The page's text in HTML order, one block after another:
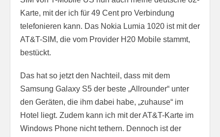
Karte, mit der ich für 49 Cent pro Verbindung
telefonieren kann. Das Nokia Lumia 1020 ist mit der
AT&T-SIM, die vom Provider H20 Mobile stammt,
bestückt.
Das hat so jetzt den Nachteil, dass mit dem
Samsung Galaxy S5 der beste „Allrounder“ unter
den Geräten, die ihm dabei habe, „zuhause“ im
Hotel liegt. Zudem kann ich mit der AT&T-Karte im
Windows Phone nicht tethern. Dennoch ist der